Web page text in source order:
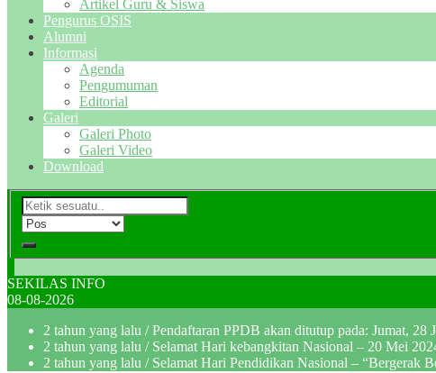
Artikel Guru & Siswa
Pengurus OSIS
Alumni
Informasi
Agenda
Pengumuman
Editorial
Galeri
Galeri Photo
Galeri Video
Download
SEKILAS INFO
08-08-2026
2 tahun yang lalu / Pendaftaran PPDB akan ditutup pada: Jumat,
2 tahun yang lalu / Selamat Hari kebangkitan Nasional – 20 Mei
2 tahun yang lalu / Selamat Hari Pendidikan Nasional – “Bergerak